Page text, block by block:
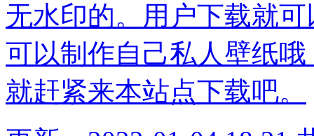
无水印的。用户下载就
可以制作自己私人壁纸
就赶紧来本站点下载吧。